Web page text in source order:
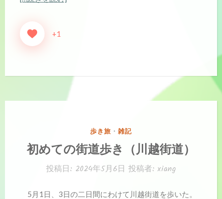
+1
カ
テ
ゴ
リ
歩き旅 ・ 雑記
初めての街道歩き（川越街道）
投稿日: 2024年5月6日 投稿者: xiang
5月1日、3日の二日間にわけて川越街道を歩いた。